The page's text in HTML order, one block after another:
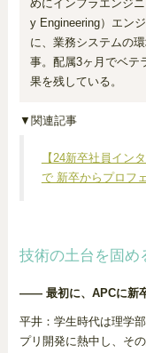
めにインフラエンジ
y Engineering）エン
に、業務システムの
事。配属3ヶ月でベテ
果を残している。
▼関連記事
【24新卒社員イン
で 新卒からプロフ
技術の土台を固め
―― 最初に、APCに新卒
平井：学生時代は理学
プリ開発に熱中し、そ